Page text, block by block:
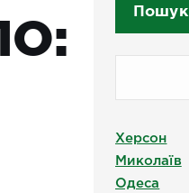
Пошук
Херсон
Миколаїв
Одеса